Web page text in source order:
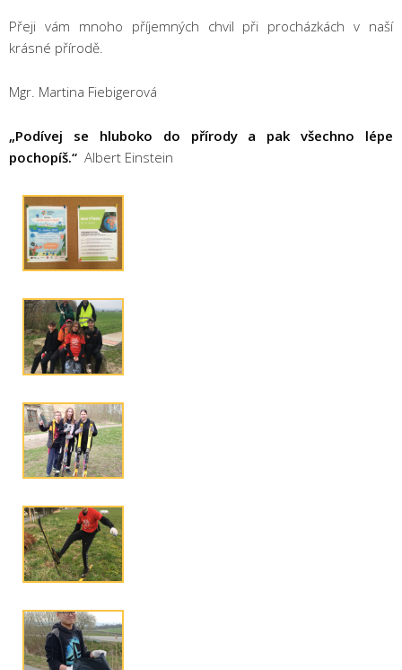
Přeji vám mnoho příjemných chvil při procházkách v naší
krásné přírodě.
Mgr. Martina Fiebigerová
„Podívej se hluboko do přírody a pak všechno lépe
pochopíš.“ Albert Einstein